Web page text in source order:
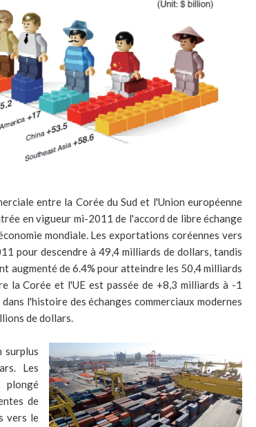
entre la Corée du Sud et l'Union européenne
en vigueur mi-2011 de l'accord de libre échange
mondiale. Les exportations coréennes vers
pour descendre à 49,4 milliards de dollars, tandis
augmenté de 6.4% pour atteindre les 50,4 milliards
la Corée et l'UE est passée de +8,3 milliards à -1
l'histoire des échanges commerciaux modernes
de dollars.
surplus
Les
plongé
de
vers le